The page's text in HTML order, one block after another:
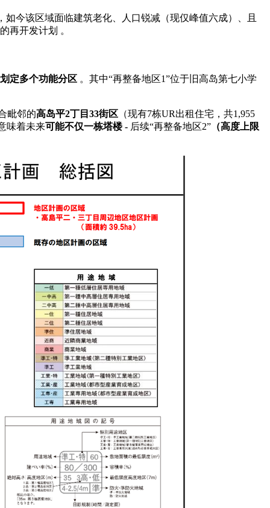
今该区域面临建筑老化、人口锐减（现仅峰值六成）、且
再开发计划 。
定多个功能分区 。其中“再整备地区1”位于旧高岛第七小学
毗邻的高岛平2丁目33街区 （现有7栋UR出租住宅，共1,955
味着未来可能不仅一栋塔楼 - 后续“再整备地区2” （高度上限